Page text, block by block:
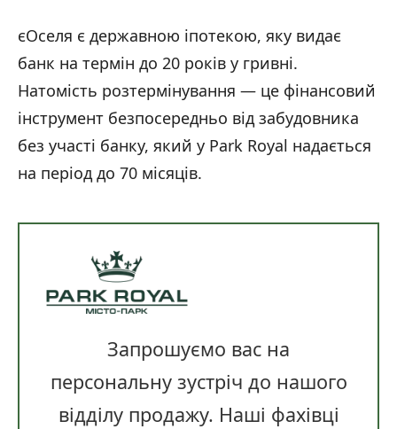
єОселя є державною іпотекою, яку видає
банк на термін до 20 років у гривні.
Натомість розтермінування — це фінансовий
інструмент безпосередньо від забудовника
без участі банку, який у Park Royal надається
на період до 70 місяців.
Запрошуємо вас на
персональну зустріч до нашого
відділу продажу. Наші фахівці